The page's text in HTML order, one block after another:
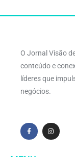
O Jornal Visão
conteúdo e
líderes que
negócios.